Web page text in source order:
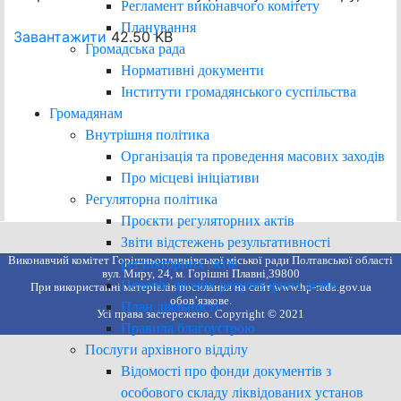
Регламент виконавчого комітету
Планування
Громадська рада
Нормативні документи
Інститути громадянського суспільства
Громадянам
Внутрішня політика
Організація та проведення масових заходів
Про місцеві ініціативи
Регуляторна політика
Проєкти регуляторних актів
Звіти відстежень результативності
регуляторних актів
Перелік діючих регуляторних актів
План діяльності
Правила благоустрою
Послуги архівного відділу
Відомості про фонди документів з
особового складу ліквідованих установ
Завантажити 42.50 KB
Виконавчий комітет Горішньоплавнівської міської ради Полтавської області
вул. Миру, 24, м. Горішні Плавні,39800
При використанні матеріалів посилання на сайт www.hp-rada.gov.ua
обов’язкове.
Усі права застережено. Copyright © 2021